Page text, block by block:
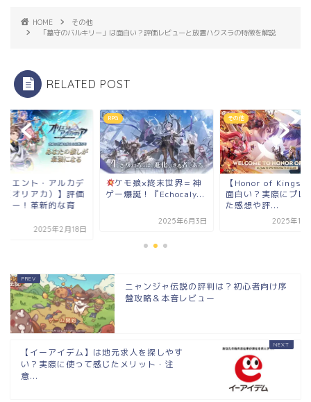
HOME
その他
「墓守のバルキリー」は面白い？評価レビューと放置ハクスラの特徴を解説
RELATED POST
モ娘×終末世界＝神
爆誕！『Echocaly...
その他
【Honor of Kings】は
面白い？実際にプレイし
2025年11月16日
RPG
【オリエント・アル
ィア（オリアカ）】
レビュー！革新的な
ニャンジャ伝説の評判は？初心者向け序
盤攻略＆本音レビュー
【イーアイデム】は地元求人を探しやす
い？実際に使って感じたメリット・注
意...